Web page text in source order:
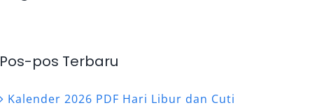
Pos-pos Terbaru
Kalender 2026 PDF Hari Libur dan Cuti